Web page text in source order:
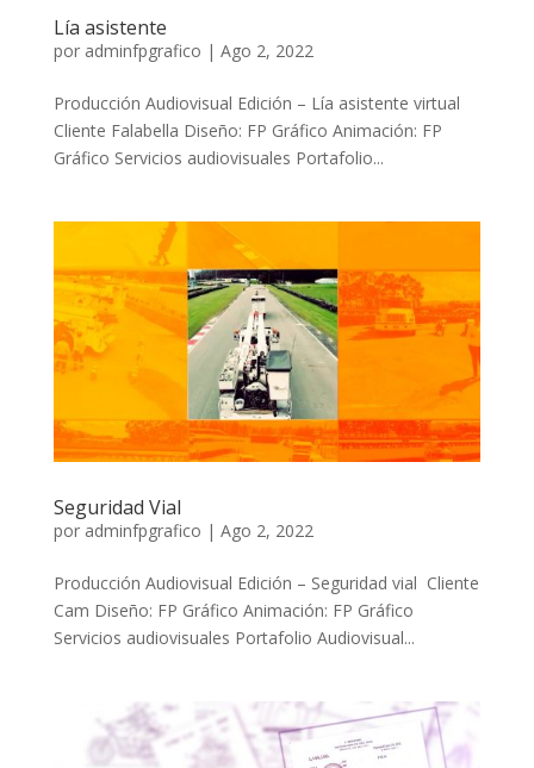
Lía asistente
por adminfpgrafico | Ago 2, 2022
Producción Audiovisual Edición – Lía asistente virtual
Cliente Falabella Diseño: FP Gráfico Animación: FP
Gráfico Servicios audiovisuales Portafolio...
Seguridad Vial
por adminfpgrafico | Ago 2, 2022
Producción Audiovisual Edición – Seguridad vial Cliente
Cam Diseño: FP Gráfico Animación: FP Gráfico
Servicios audiovisuales Portafolio Audiovisual...